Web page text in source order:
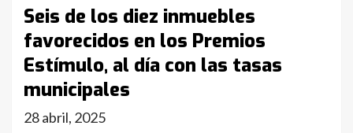
Seis de los diez inmuebles
favorecidos en los Premios
Estímulo, al día con las tasas
municipales
28 abril, 2025